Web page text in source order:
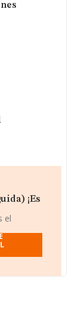
¡Es
el